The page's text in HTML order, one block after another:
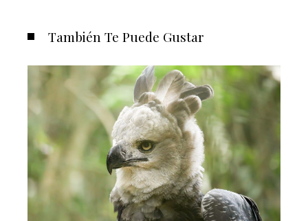
También Te Puede Gustar